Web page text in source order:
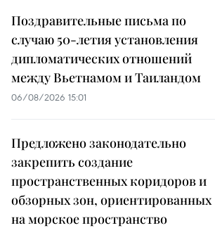
Поздравительные письма по
случаю 50-летия установления
дипломатических отношений
между Вьетнамом и Таиландом
06/08/2026 15:01
Предложено законодательно
закрепить создание
пространственных коридоров и
обзорных зон, ориентированных
на морское пространство